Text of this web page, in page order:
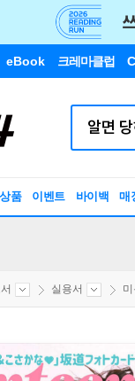
eBook 크레마클럽
품 이벤트 바이백 매
실용서